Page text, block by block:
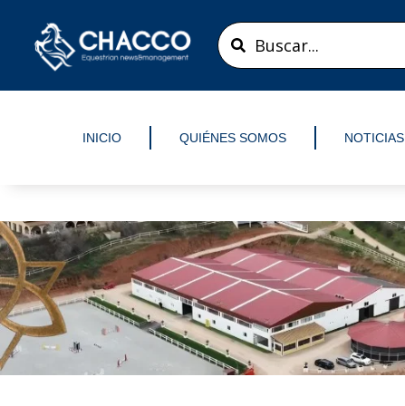
contenido
Search
...
INICIO QUIÉNES SOMOS NOTICIAS